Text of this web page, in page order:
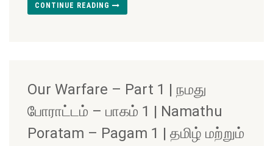
CONTINUE READING
Our Warfare – Part 1 | நமது
போராட்டம் – பாகம் 1 | Namathu
Poratam – Pagam 1 | தமிழ் மற்றும்